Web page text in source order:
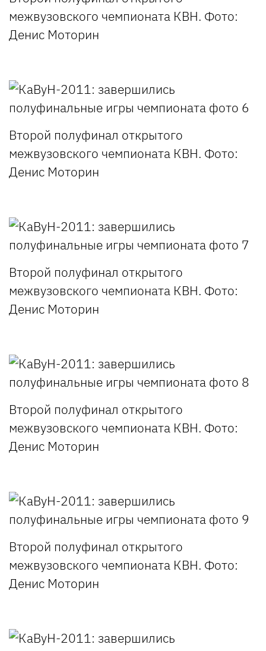
межвузовского чемпионата КВН. Фото:
Денис Моторин
Второй полуфинал открытого
межвузовского чемпионата КВН. Фото:
Денис Моторин
Второй полуфинал открытого
межвузовского чемпионата КВН. Фото:
Денис Моторин
Второй полуфинал открытого
межвузовского чемпионата КВН. Фото:
Денис Моторин
Второй полуфинал открытого
межвузовского чемпионата КВН. Фото:
Денис Моторин